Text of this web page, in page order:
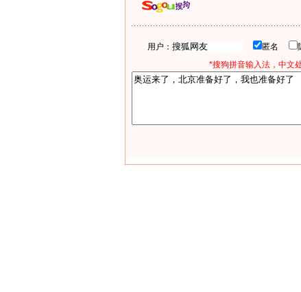
用户： 匿名
*搜狗拼音输入法，中文